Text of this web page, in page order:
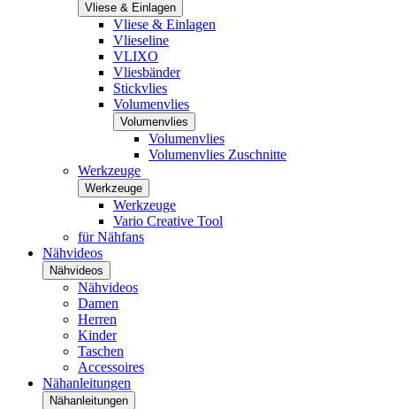
Vliese & Einlagen
Vliese & Einlagen
Vlieseline
VLIXO
Vliesbänder
Stickvlies
Volumenvlies
Volumenvlies
Volumenvlies
Volumenvlies Zuschnitte
Werkzeuge
Werkzeuge
Werkzeuge
Vario Creative Tool
für Nähfans
Nähvideos
Nähvideos
Nähvideos
Damen
Herren
Kinder
Taschen
Accessoires
Nähanleitungen
Nähanleitungen